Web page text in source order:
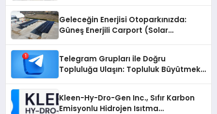
Geleceğin Enerjisi Otoparkınızda:
Güneş Enerjili Carport (Solar
Telegram Grupları ile Doğru
Topluluğa Ulaşın: Topluluk Büyütmek
Kleen-Hy-Dro-Gen Inc., Sıfır Karbon
Emisyonlu Hidrojen Isıtma